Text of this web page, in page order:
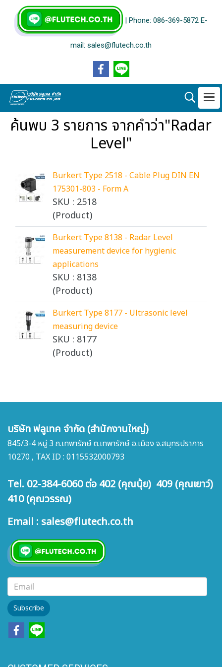
| Phone: 086-369-5872 E-
mail: sales@flutech.co.th
ค้นพบ 3 รายการ จากคำว่า"Radar
Level"
Burkert Type 2518 - Cable Plug DIN EN
175301-803 - Form A
SKU : 2518
(Product)
Burkert Type 8138 - Radar Level
measurement device for hygienic
applications
SKU : 8138
(Product)
Burkert Type 8177 - Ultrasonic level
measuring device
SKU : 8177
(Product)
บริษัท ฟลูเทค จำกัด (สำนักงานใหญ่)
845/3-4 หมู่ 3 ถ.เทพารักษ์ ต.เทพารักษ์ อ.เมือง จ.สมุทรปราการ
10270 , TAX ID : 0115532000793
Tel. 02-384-6060 ต่อ 402 (คุณนุ้ย) 409 (คุณเยาว์)
410 (คุณวรรณ)
Email : sales@flutech.co.th
Subscribe